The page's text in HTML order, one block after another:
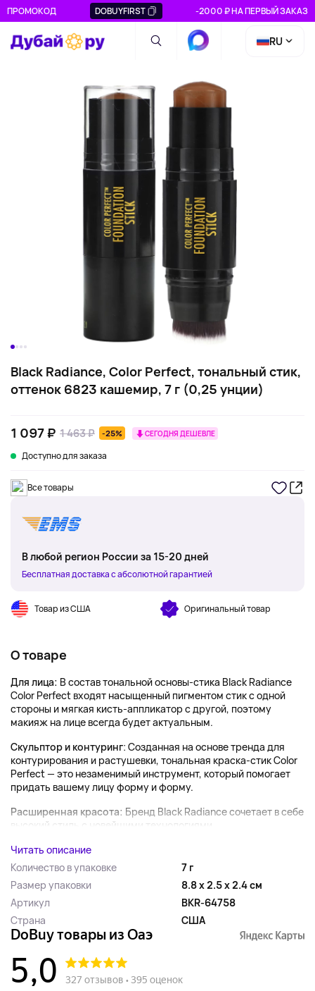
ПРОМОКОД DOBUYFIRST -2000 ₽ НА ПЕРВЫЙ ЗАКАЗ
RU
Black Radiance, Color Perfect, тональный стик,
оттенок 6823 кашемир, 7 г (0,25 унции)
1 097 ₽ 1 463 ₽ -25% СЕГОДНЯ ДЕШЕВЛЕ
Доступно для заказа
Все товары
В любой регион России за 15-20 дней
Бесплатная доставка с абсолютной гарантией
Товар из США Оригинальный товар
О товаре
Для лица: В состав тональной основы-стика Black Radiance
Color Perfect входят насыщенный пигментом стик с одной
стороны и мягкая кисть-аппликатор с другой, поэтому
макияж на лице всегда будет актуальным.
Скульптор и контуринг: Созданная на основе тренда для
контурирования и растушевки, тональная краска-стик Color
Perfect — это незаменимый инструмент, который помогает
придать вашему лицу форму и форму.
Расширенная красота: Бренд Black Radiance сочетает в себе
высокий стиль с новейшими технологиями,...
Читать описание
Количество в упаковке
7 г
Размер упаковки
8.8 x 2.5 x 2.4 см
Артикул
BKR-64758
Страна
США